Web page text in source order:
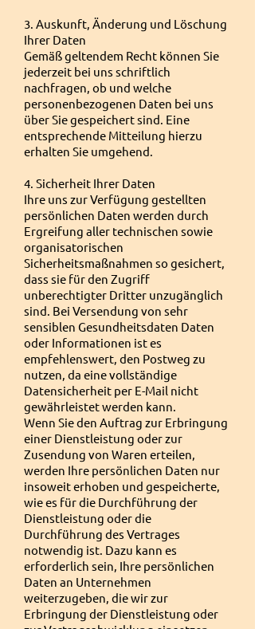
3. Auskunft, Änderung und Löschung
Ihrer Daten
Gemäß geltendem Recht können Sie
jederzeit bei uns schriftlich
nachfragen, ob und welche
personenbezogenen Daten bei uns
über Sie gespeichert sind. Eine
entsprechende Mitteilung hierzu
erhalten Sie umgehend.
4. Sicherheit Ihrer Daten
Ihre uns zur Verfügung gestellten
persönlichen Daten werden durch
Ergreifung aller technischen sowie
organisatorischen
Sicherheitsmaßnahmen so gesichert,
dass sie für den Zugriff
unberechtigter Dritter unzugänglich
sind. Bei Versendung von sehr
sensiblen Gesundheitsdaten Daten
oder Informationen ist es
empfehlenswert, den Postweg zu
nutzen, da eine vollständige
Datensicherheit per E-Mail nicht
gewährleistet werden kann.
Wenn Sie den Auftrag zur Erbringung
einer Dienstleistung oder zur
Zusendung von Waren erteilen,
werden Ihre persönlichen Daten nur
insoweit erhoben und gespeicherte,
wie es für die Durchführung der
Dienstleistung oder die
Durchführung des Vertrages
notwendig ist. Dazu kann es
erforderlich sein, Ihre persönlichen
Daten an Unternehmen
weiterzugeben, die wir zur
Erbringung der Dienstleistung oder